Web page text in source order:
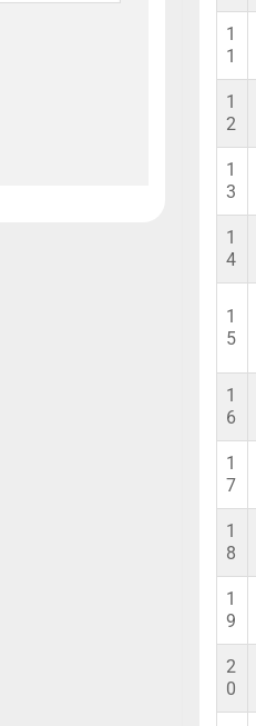
1
1
1
2
1
3
1
4
1
5
1
6
1
7
1
8
1
9
2
0